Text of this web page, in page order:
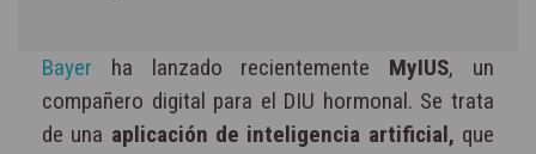
Bayer ha lanzado recientemente MyIUS, un
compañero digital para el DIU hormonal. Se trata
de una aplicación de inteligencia artificial, que